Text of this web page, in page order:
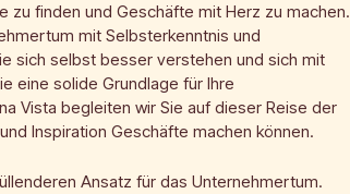
zu finden und Geschäfte mit Herz zu machen.
mit Selbsterkenntnis und
sich selbst besser verstehen und sich mit
eine solide Grundlage für Ihre
Vista begleiten wir Sie auf dieser Reise der
Inspiration Geschäfte machen können.
Ansatz für das Unternehmertum.